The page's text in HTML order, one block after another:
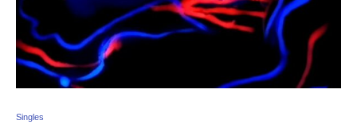
Singles